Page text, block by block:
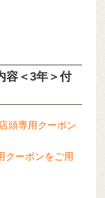
容 ＜3年＞付
頭専用クーポン
クーポンをご用